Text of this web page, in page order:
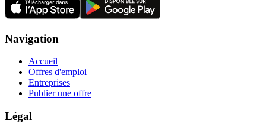
Navigation
Accueil
Offres d'emploi
Entreprises
Publier une offre
Légal